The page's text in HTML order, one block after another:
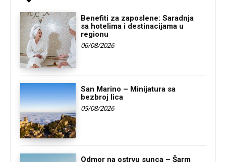
Benefiti za zaposlene: Saradnja
sa hotelima i destinacijama u
regionu
06/08/2026
San Marino – Minijatura sa
bezbroj lica
05/08/2026
Odmor na ostrvu sunca – Šarm